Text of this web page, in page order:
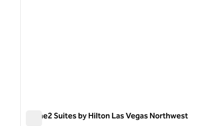
Home2 Suites by Hilton Las Vegas Northwest